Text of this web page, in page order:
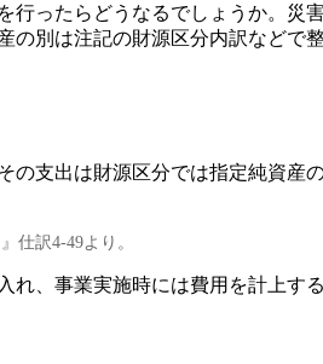
行ったらどうなるでしょうか。
別は注記の財源区分内訳などで整
支出は財源区分では指定純資産
仕訳4-49より。
れ、事業実施時には費用を計上